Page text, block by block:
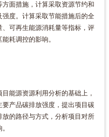
面措施，计算采取资源节约和
度。计算采取节能措施后的全
可再生能源消耗量等指标，评
耗调控的影响。
能源资源利用分析的基础上，
产品碳排放强度，提出项目碳
的路径与方式，分析项目对所